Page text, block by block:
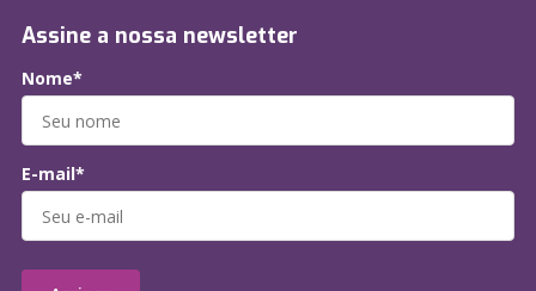
Assine a nossa newsletter
Nome*
E-mail*